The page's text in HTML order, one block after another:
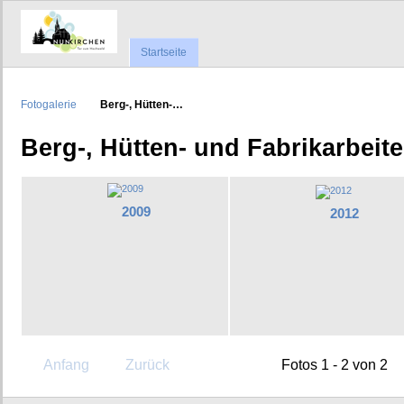
Startseite
Fotogalerie Berg-, Hütten-…
Berg-, Hütten- und
2009 2012
Anfang Zurück Fotos 1 - 2 von 2